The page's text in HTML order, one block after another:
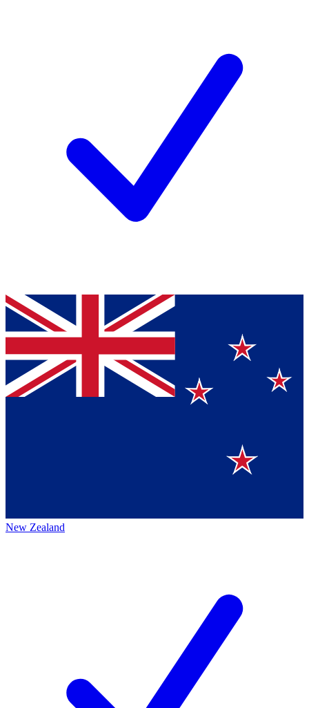
New Zealand